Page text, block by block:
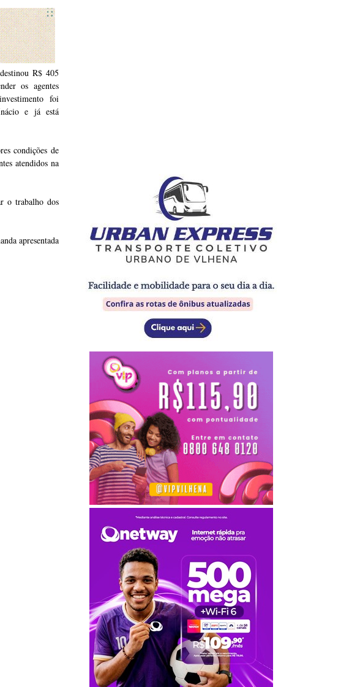
R$ 405
os agentes
foi
e já está
condições de
atendidos na
o trabalho dos
apresentada